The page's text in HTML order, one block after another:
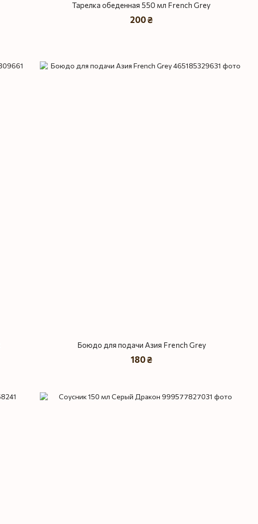
Тарелка обеденная 550 мл French Grey
200 ₴
Боюдо для подачи Азия French Grey
180 ₴